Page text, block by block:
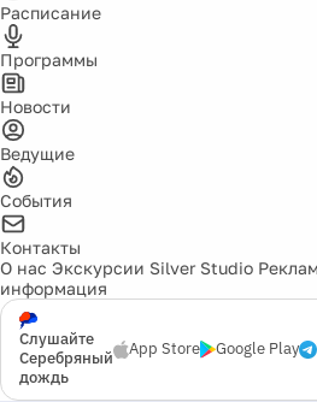
Расписание
Программы
Новости
Ведущие
События
Контакты
О нас Экскурсии Silver Studio
информация
Слушайте
Серебряный
дождь
App Store Google Play